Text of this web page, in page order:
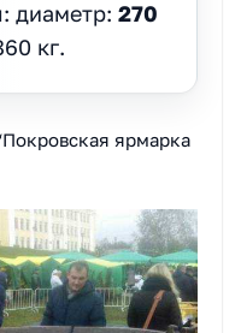
диаметр: 270
кг.
ярмарка